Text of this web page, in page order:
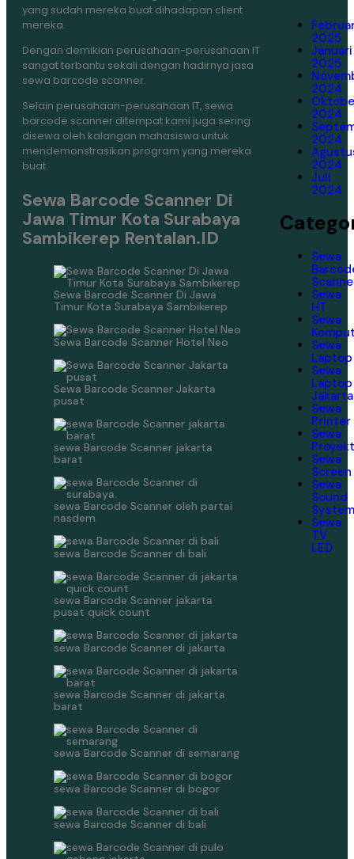
yang sudah mereka buat dihadapan client
mereka.
Dengan demikian perusahaan-perusahaan IT
sangat terbantu sekali dengan hadirnya jasa
sewa barcode scanner.
Selain perusahaan-perusahaan IT, sewa
barcode scanner ditempat kami juga sering
disewa oleh kalangan mahasiswa untuk
mendemonstrasikan program yang mereka
buat.
Sewa Barcode Scanner Di
Jawa Timur Kota Surabaya
Sambikerep Rentalan.ID
Sewa Barcode Scanner Di Jawa
Timur Kota Surabaya Sambikerep
Sewa Barcode Scanner Hotel Neo
Sewa Barcode Scanner Jakarta
pusat
sewa Barcode Scanner jakarta
barat
sewa Barcode Scanner oleh partai
nasdem
sewa Barcode Scanner di bali
sewa Barcode Scanner jakarta
pusat quick count
sewa Barcode Scanner di jakarta
sewa Barcode Scanner di jakarta
barat
sewa Barcode Scanner di semarang
sewa Barcode Scanner di bogor
sewa Barcode Scanner di bali
2025
Januari
2025
2024
2024
2024
2024
Juli
2024
Sewa
Sewa
HT
Sewa
Sewa
Laptop
Sewa
Laptop
Jakarta
Sewa
Printer
Sewa
Sewa
Screen
Sewa
Sound
System
Sewa
TV
LED